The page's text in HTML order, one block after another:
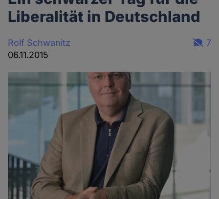
Liberalität in Deutschland
Rolf Schwanitz
06.11.2015
7